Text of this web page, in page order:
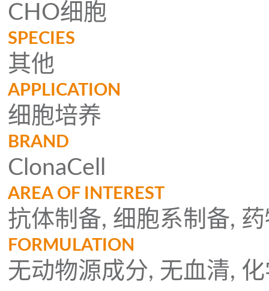
CHO细胞
SPECIES
其他
APPLICATION
细胞培养
BRAND
ClonaCell
AREA OF INTEREST
抗体制备, 细胞系制备,
FORMULATION
无动物源成分, 无血清,